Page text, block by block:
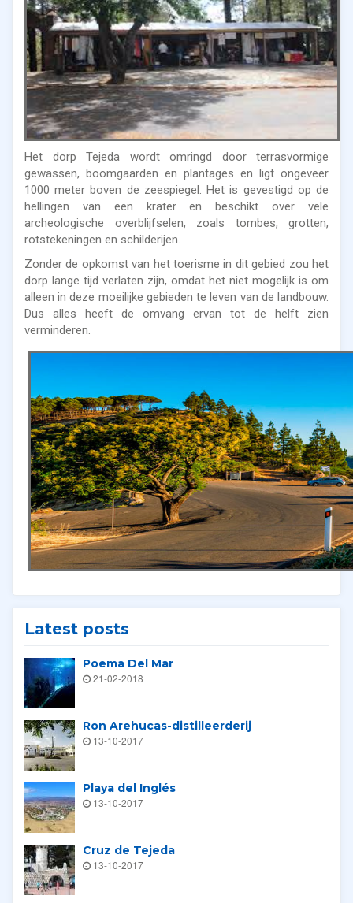
Het dorp Tejeda wordt omringd door terrasvormige
gewassen, boomgaarden en plantages en ligt ongeveer
1000 meter boven de zeespiegel. Het is gevestigd op de
hellingen van een krater en beschikt over vele
archeologische overblijfselen, zoals tombes, grotten,
rotstekeningen en schilderijen.
Zonder de opkomst van het toerisme in dit gebied zou het
dorp lange tijd verlaten zijn, omdat het niet mogelijk is om
alleen in deze moeilijke gebieden te leven van de landbouw.
Dus alles heeft de omvang ervan tot de helft zien
verminderen.
Latest posts
Poema Del Mar
21-02-2018
Ron Arehucas-distilleerderij
13-10-2017
Playa del Inglés
13-10-2017
Cruz de Tejeda
13-10-2017